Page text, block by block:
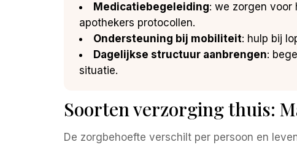
Medicatiebegeleiding: we zorgen voor
apothekers protocollen.
Ondersteuning bij mobiliteit: hulp bij
Dagelijkse structuur aanbrengen:
situatie.
Soorten verzorging thuis:
De zorgbehoefte verschilt per persoon en